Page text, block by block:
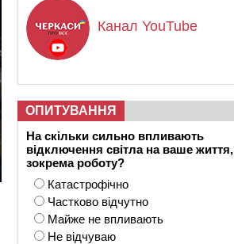
Канал YouTube
ОПИТУВАННЯ
На скільки сильно впливають
відключення світла на ваше життя,
зокрема роботу?
Катастрофічно
Частково відчутно
Майже не впливають
Не відчуваю